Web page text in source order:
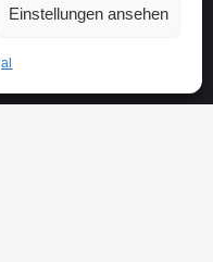
Einstellungen ansehen
reservados